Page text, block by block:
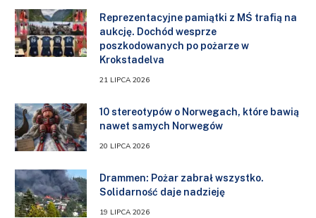
Reprezentacyjne pamiątki z MŚ trafią na
aukcję. Dochód wesprze
poszkodowanych po pożarze w
Krokstadelva
21 LIPCA 2026
10 stereotypów o Norwegach, które bawią
nawet samych Norwegów
20 LIPCA 2026
Drammen: Pożar zabrał wszystko.
Solidarność daje nadzieję
19 LIPCA 2026